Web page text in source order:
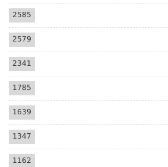
2585
2579
2341
1785
1639
1347
1162